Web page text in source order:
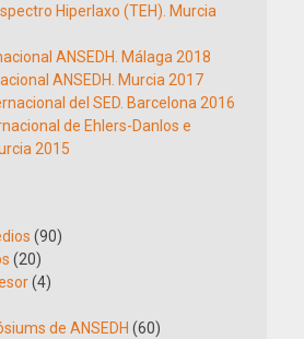
Hiperlaxo (TEH). Murcia
ANSEDH. Málaga 2018
ANSEDH. Murcia 2017
del SED. Barcelona 2016
de Ehlers-Danlos e
2015
(90)
(20)
(4)
de ANSEDH (60)